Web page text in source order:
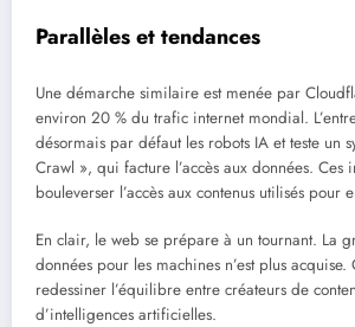
Parallèles et tendances
Une démarche similaire est menée par
environ 20 % du trafic internet mondial.
désormais par défaut les robots IA et teste un
Crawl », qui facture l’accès aux données.
bouleverser l’accès aux contenus utilisés pour
En clair, le web se prépare à un tournant. La
données pour les machines n’est plus
redessiner l’équilibre entre créateurs de
d’intelligences artificielles.